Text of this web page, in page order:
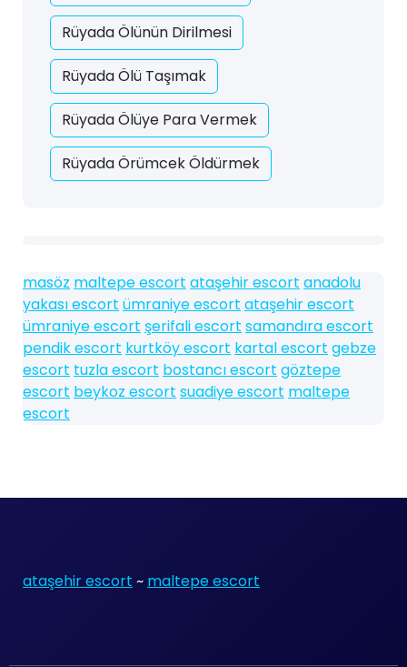
Rüyada Ölünün Dirilmesi
Rüyada Ölü Taşımak
Rüyada Ölüye Para Vermek
Rüyada Örümcek Öldürmek
masöz maltepe escort ataşehir escort anadolu
yakası escort ümraniye escort ataşehir escort
ümraniye escort şerifali escort samandıra escort
pendik escort kurtköy escort kartal escort gebze
escort tuzla escort bostancı escort göztepe
escort beykoz escort suadiye escort maltepe
escort
ataşehir escort ~ maltepe escort